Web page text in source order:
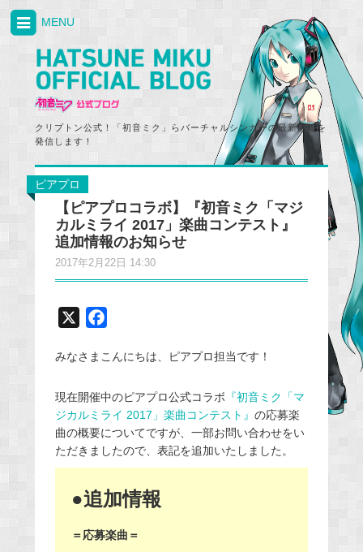
クリプトン公式！「初音ミク」らバーチャルシンガーの最新情報を
発信します！
MENU
ピアプロ
【ピアプロコラボ】『初音ミク「マジ
カルミライ 2017」楽曲コンテスト』
追加情報のお知らせ
2017年2月22日 14:30
c
b
o
k
みなさまこんにちは、ピアプロ担当です！
現在開催中のピアプロ公式コラボ 『初音ミク「マ
ジカルミライ 2017」楽曲コンテスト』 の応募楽
曲の概要についてですが、一部お問い合わせをい
ただきましたので、 表記を追加いたしました。
●追加情報
＝応募楽曲＝